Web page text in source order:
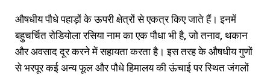
औषधीय पौधे पहाड़ों के ऊपरी क्षेत्रों से एकत्र किए जाते हैं। इनमें
बहुचर्चित रोडियोला रसिया नाम का एक पौधा भी है, जो तनाव, थकान
और अवसाद दूर करने में सहायता करता है। इस तरह के औषधीय गुणों
से भरपूर कई अन्य फूल और पौधे हिमालय की ऊंचाई पर स्थित जंगलों